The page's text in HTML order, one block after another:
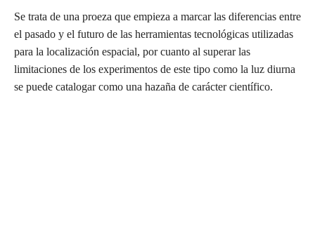
Se trata de una proeza que empieza a marcar las diferencias entre
el pasado y el futuro de las herramientas tecnológicas utilizadas
para la localización espacial, por cuanto al superar las
limitaciones de los experimentos de este tipo como la luz diurna
se puede catalogar como una hazaña de carácter científico.